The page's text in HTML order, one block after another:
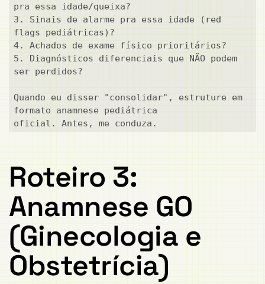
pra essa idade/queixa?
3. Sinais de alarme pra essa idade (red
flags pediátricas)?
4. Achados de exame físico prioritários?
5. Diagnósticos diferenciais que NÃO podem
ser perdidos?
Quando eu disser "consolidar", estruture em
formato anamnese pediátrica
oficial. Antes, me conduza.
Roteiro 3:
Anamnese GO
(Ginecologia e
Obstetrícia)